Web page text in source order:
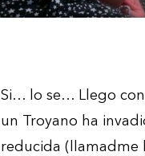
Si… lo se… Llego
un Troyano ha
reducida (llamadme